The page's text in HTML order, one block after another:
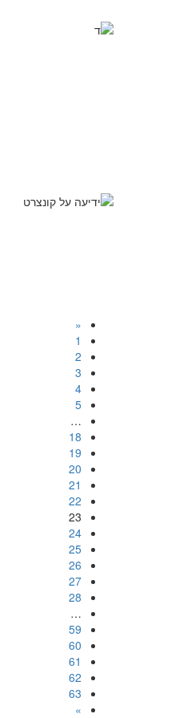
«
1
2
3
4
5
…
18
19
20
21
22
23
24
25
26
27
28
…
59
60
61
62
63
»